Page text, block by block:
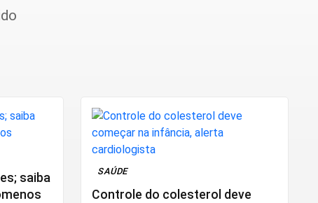
saiba
SAÚDE
Controle do colesterol deve